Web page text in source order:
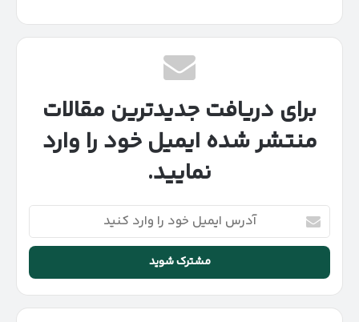
برای دریافت جدیدترین مقالات
منتشر شده ایمیل خود را وارد
نمایید.
آدرس
ایمیل
خود
وارد
کنید